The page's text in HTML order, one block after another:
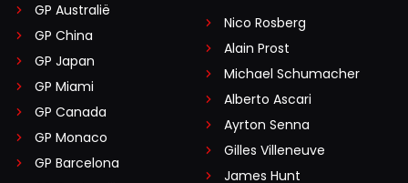
GP Australië
GP China
GP Japan
GP Miami
GP Canada
GP Monaco
GP Barcelona
Nico Rosberg
Alain Prost
Michael Schumacher
Alberto Ascari
Ayrton Senna
Gilles Villeneuve
James Hunt